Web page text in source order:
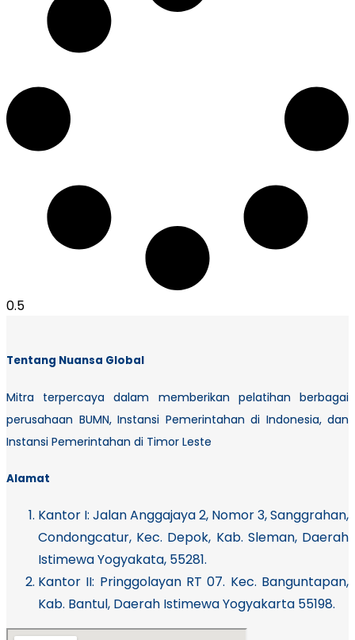
Tentang Nuansa Global
Mitra terpercaya dalam memberikan pelatihan berbagai
perusahaan BUMN, Instansi Pemerintahan di Indonesia, dan
Instansi Pemerintahan di Timor Leste
Alamat
Kantor I: Jalan Anggajaya 2, Nomor 3, Sanggrahan,
Condongcatur, Kec. Depok, Kab. Sleman, Daerah
Istimewa Yogyakata, 55281.
Kantor II: Pringgolayan RT 07. Kec. Banguntapan,
Kab. Bantul, Daerah Istimewa Yogyakarta 55198.